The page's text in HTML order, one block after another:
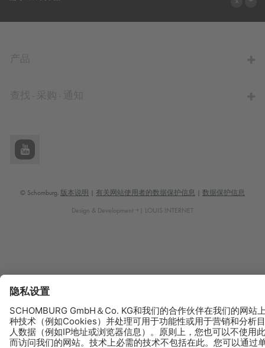
© Schomburg. 版本说明 有关网站使用者的数据保护信息 数据保护信息
Design & Development +| LOUIS INTERNET